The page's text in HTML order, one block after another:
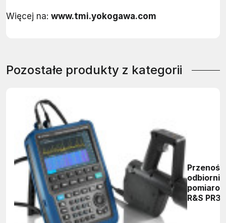
Więcej na: www.tmi.yokogawa.com
Pozostałe produkty z kategorii
odbiornik
R&S